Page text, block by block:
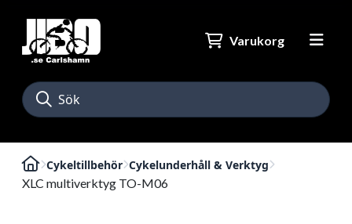
Varukorg
Cykeltillbehör Cykelunderhåll & Verktyg
XLC multiverktyg TO-M06